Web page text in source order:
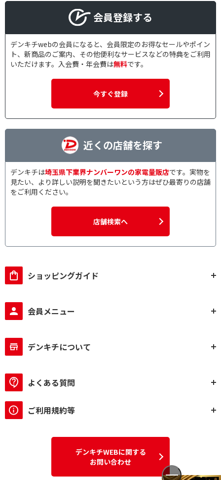
会員登録する
デンキチwebの会員になると、会員限定のお得なセールやポイン
ト、新商品のご案内、その他便利なサービスなどの特典をご利用
いただけます。入会費・年会費は無料です。
今すぐ登録
近くの店舗を探す
デンキチは埼玉県下業界ナンバーワンの家電量販店です。実物を
見たい、より詳しい説明を聞きたいという方はぜひ最寄りの店舗
をご利用ください。
店舗検索へ
ショッピングガイド
会員メニュー
デンキチについて
よくある質問
ご利用規約等
デンキチWEBに関する
お問い合わせ